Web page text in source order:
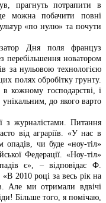
прагнуть потрапити в
можна побачити повні
«по нулю» та почути
Дня поля француз
перебільшення новатором
за нульовою технологією
полях обробітку грунту.
кожному господарстві, і
до якого варто
з журналістами. Питання
від аграріїв. «У нас в
опадів, чи буде «ноу-тіл»
Федерації. «Ноу-тіл»
є», – відповідає Ф.
2010 році за весь рік на
Але ми отримали вдвічі
Більше того, я помічаю,